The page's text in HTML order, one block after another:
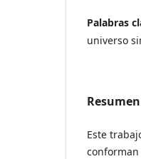
Palabras
universo
Resumen
Este